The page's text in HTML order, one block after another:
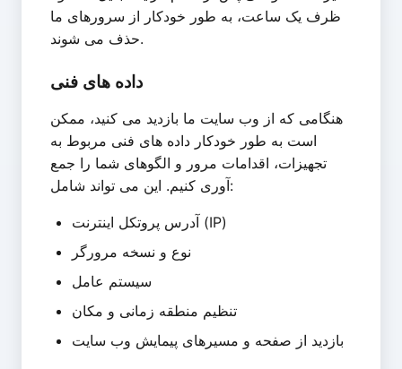
ظرف یک ساعت، به طور خودکار از سرورهای ما
حذف می شوند.
داده های فنی
هنگامی که از وب سایت ما بازدید می کنید، ممکن
است به طور خودکار داده های فنی مربوط به
تجهیزات، اقدامات مرور و الگوهای شما را جمع
آوری کنیم. این می تواند شامل:
آدرس پروتکل اینترنت (IP)
نوع و نسخه مرورگر
سیستم عامل
تنظیم منطقه زمانی و مکان
بازدید از صفحه و مسیرهای پیمایش وب سایت